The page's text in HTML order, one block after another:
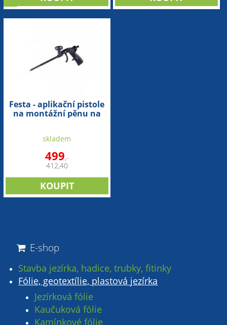
Festa - aplikační pistole
na montážní pěnu na
skladem
499,-
412,40
E-shop
Stavba jezírka, hadice, trubky, fitinky
Fólie, geotextílie, plastová jezírka
Jezírková fólie
Kaučuková fólie
Kamínkové fólie